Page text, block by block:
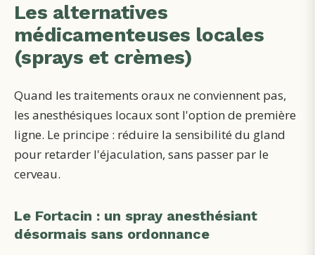
Les alternatives
médicamenteuses locales
(sprays et crèmes)
Quand les traitements oraux ne conviennent pas,
les anesthésiques locaux sont l'option de première
ligne. Le principe : réduire la sensibilité du gland
pour retarder l'éjaculation, sans passer par le
cerveau.
Le Fortacin : un spray anesthésiant
désormais sans ordonnance